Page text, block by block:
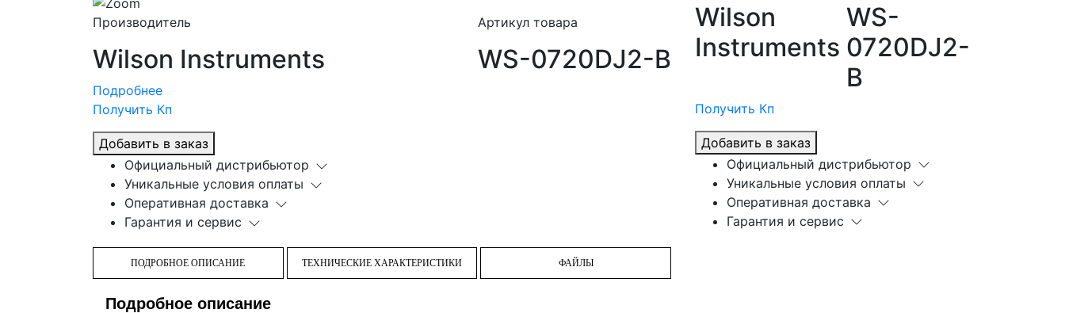
Производитель
Wilson Instruments
Артикул товара
WS-0720DJ2-В
Подробнее
Получить Кп
Добавить в заказ
Официальный дистрибьютор
Уникальные условия оплаты
Оперативная доставка
Гарантия и сервис
ПОДРОБНОЕ ОПИСАНИЕ ТЕХНИЧЕСКИЕ ХАРАКТЕРИСТИКИ ФАЙЛЫ
Подробное описание
Wilson
Instruments
WS-
0720DJ2-
В
Получить Кп
Добавить в заказ
Официальный дистрибьютор
Уникальные условия оплаты
Оперативная доставка
Гарантия и сервис